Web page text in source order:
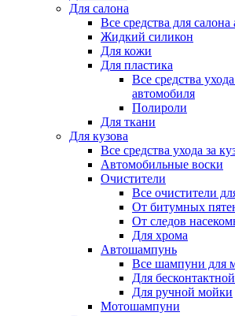
Для салона
Все средства для
Жидкий силикон
Для кожи
Для пластика
Все средства
автомобиля
Полироли
Для ткани
Для кузова
Все средства ухода за
Автомобильные воски
Очистители
Все очистители
От битумных
От следов
Для хрома
Автошампунь
Все шампуни для
Для
Для ручной мойки
Мотошампуни